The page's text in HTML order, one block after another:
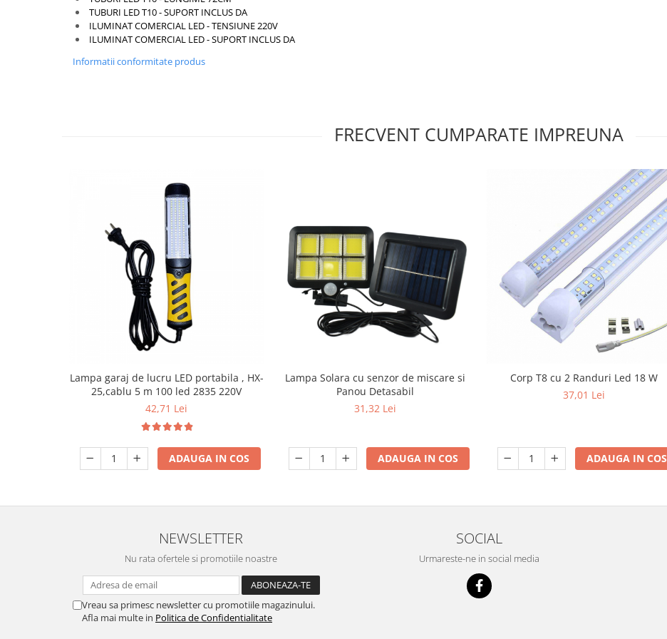
Accesorii camping
Conetica si conexiuni
TUBURI LED T10 - SUPORT INCLUS DA
ILUMINAT COMERCIAL LED - TENSIUNE 220V
ILUMINAT COMERCIAL LED - SUPORT INCLUS DA
Informatii conformitate produs
FRECVENT CUMPARATE IMPREUNA
Lampa garaj de lucru LED portabila , HX-
25,cablu 5 m 100 led 2835 220V
42,71 Lei
ADAUGA IN COS
Lampa Solara cu senzor de miscare si
Panou Detasabil
31,32 Lei
ADAUGA IN COS
Corp T8 cu 2 Randuri Led 18 W
37,01 Lei
ADAUGA IN COS
NEWSLETTER
Nu rata ofertele si promotiile noastre
Vreau sa primesc newsletter cu promotiile magazinului.
Afla mai multe in Politica de Confidentialitate
SOCIAL
Urmareste-ne in social media